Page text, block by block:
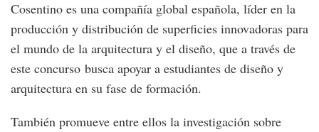
Cosentino es una compañía global española, líder en la
producción y distribución de superficies innovadoras para
el mundo de la arquitectura y el diseño, que a través de
este concurso busca apoyar a estudiantes de diseño y
arquitectura en su fase de formación.
También promueve entre ellos la investigación sobre